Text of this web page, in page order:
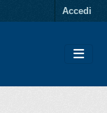
Accedi